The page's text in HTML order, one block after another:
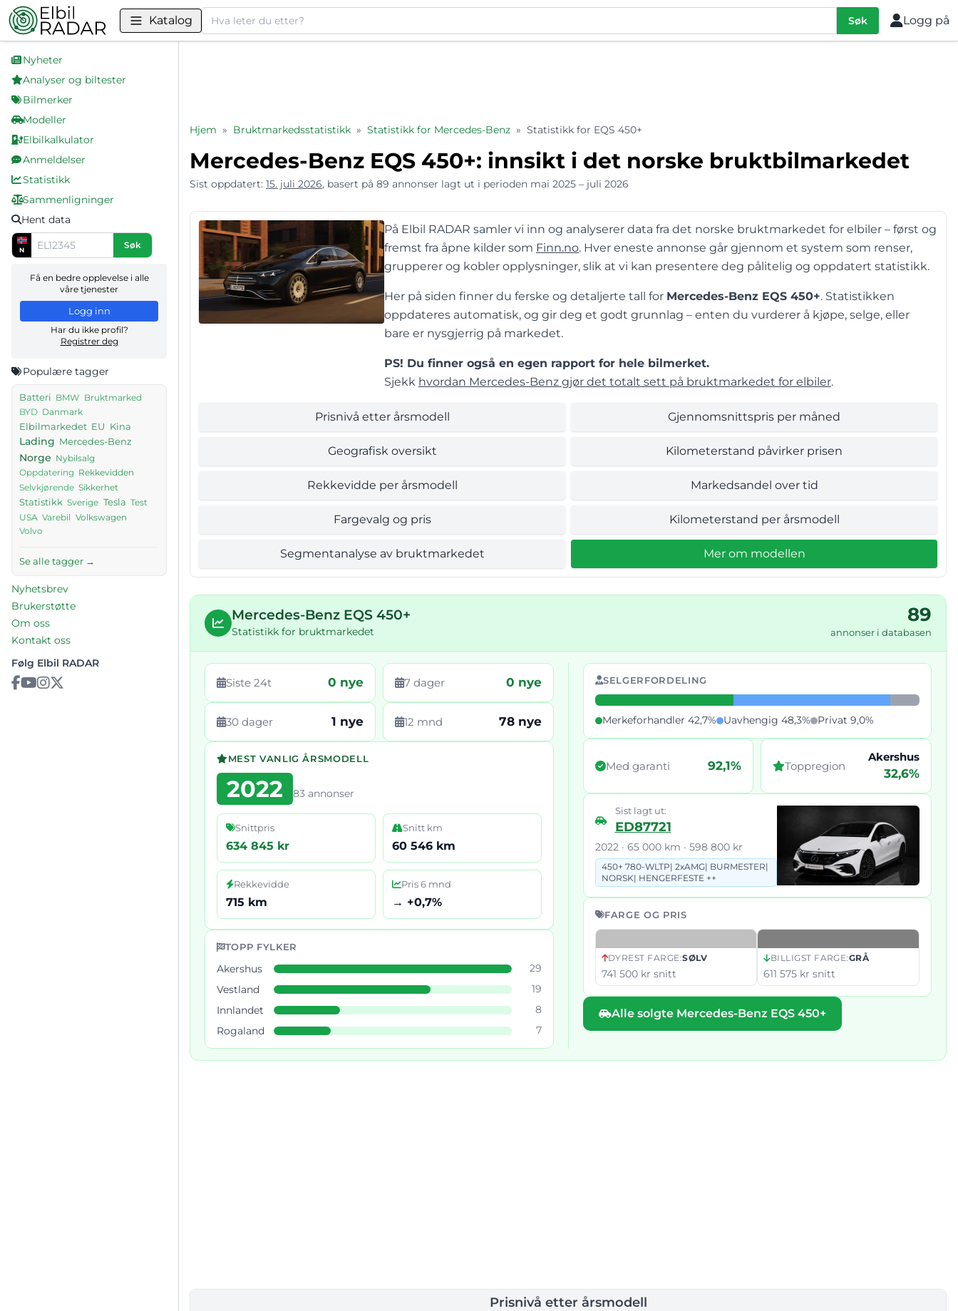
Katalog Søk Søk Logg på
Nyheter
Analyser og biltester
Bilmerker
Modeller
Elbilkalkulator
Anmeldelser
Statistikk
Sammenligninger
Hent data
N Søk
Få en bedre opplevelse i alle
våre tjenester
Logg inn
Har du ikke profil?
Registrer deg
Populære tagger
Batteri BMW Bruktmarked
BYD Danmark
Elbilmarkedet EU Kina
Lading Mercedes-Benz
Norge Nybilsalg
Oppdatering Rekkevidden
Selvkjørende Sikkerhet
Statistikk Sverige Tesla Test
USA Varebil Volkswagen
Volvo
Se alle tagger →
Nyhetsbrev
Brukerstøtte
Om oss
Kontakt oss
Følg Elbil RADAR
Hjem » Bruktmarkedsstatistikk » Statistikk for Mercedes-Benz » Statistikk for EQS 450+
Mercedes-Benz EQS 450+: innsikt i det norske bruktbilmarkedet
Sist oppdatert: 15. juli 2026, basert på 89 annonser lagt ut i perioden mai 2025 – juli 2026
På Elbil RADAR samler vi inn og analyserer data fra det norske bruktmarkedet for elbiler – først og
fremst fra åpne kilder som Finn.no. Hver eneste annonse går gjennom et system som renser,
grupperer og kobler opplysninger, slik at vi kan presentere deg pålitelig og oppdatert statistikk.
Her på siden finner du ferske og detaljerte tall for Mercedes-Benz EQS 450+. Statistikken
oppdateres automatisk, og gir deg et godt grunnlag – enten du vurderer å kjøpe, selge, eller
bare er nysgjerrig på markedet.
PS! Du finner også en egen rapport for hele bilmerket.
Sjekk hvordan Mercedes-Benz gjør det totalt sett på bruktmarkedet for elbiler.
Prisnivå etter årsmodell Gjennomsnittspris per måned
Geografisk oversikt Kilometerstand påvirker prisen
Rekkevidde per årsmodell Markedsandel over tid
Fargevalg og pris Kilometerstand per årsmodell
Segmentanalyse av bruktmarkedet Mer om modellen
Mercedes-Benz EQS 450+
Statistikk for bruktmarkedet
89
annonser i databasen
Siste 24t 0 nye 7 dager 0 nye
30 dager 1 nye 12 mnd 78 nye
MEST VANLIG ÅRSMODELL
2022 83 annonser
Snittpris
634 845 kr
Snitt km
60 546 km
Rekkevidde
715 km
Pris 6 mnd
→ +0,7%
TOPP FYLKER
Akershus
29
Vestland
19
Innlandet
8
Rogaland
7
SELGERFORDELING
Merkeforhandler 42,7% Uavhengig 48,3% Privat 9,0%
Med garanti 92,1% Toppregion
Akershus
32,6%
Sist lagt ut:
ED87721
2022 · 65 000 km · 598 800 kr
450+ 780-WLTP| 2xAMG| BURMESTER|
NORSK| HENGERFESTE ++
FARGE OG PRIS
DYREST FARGE:SØLV
741 500 kr snitt
BILLIGST FARGE:GRÅ
611 575 kr snitt
Alle solgte Mercedes-Benz EQS 450+
Prisnivå etter årsmodell